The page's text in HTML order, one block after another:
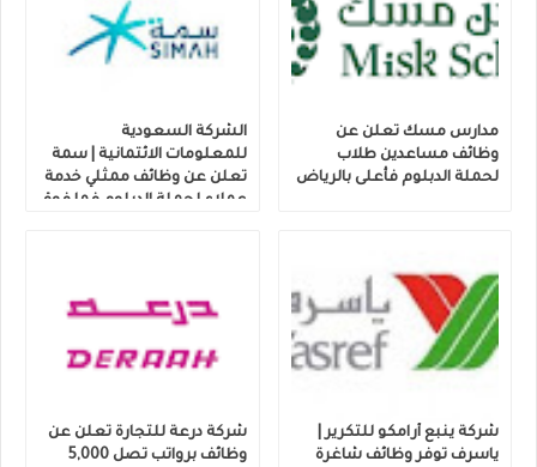
مدارس مسك تعلن عن
وظائف مساعدين طلاب
لحملة الدبلوم فأعلى بالرياض
الشركة السعودية
للمعلومات الائتمانية | سمة
تعلن عن وظائف ممثلي خدمة
عملاء لحملة الدبلوم فما فوق
شركة ينبع أرامكو للتكرير |
ياسرف توفر وظائف شاغرة
شركة درعة للتجارة تعلن عن
وظائف برواتب تصل 5,000